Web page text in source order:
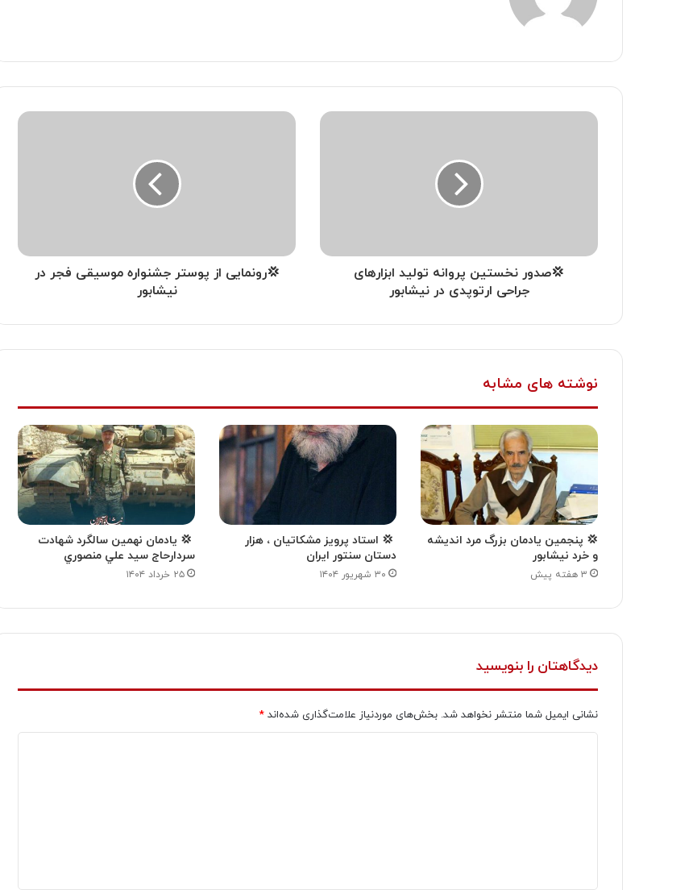
💢صدور نخستین پروانه تولید ابزارهای
جراحی ارتوپدی در نیشابور
💢رونمایی از پوستر جشنواره موسیقی فجر در
نيشابور
نوشته های مشابه
💢 پنجمین یادمان بزرگ مرد اندیشه
و خرد نیشابور
۳ هفته پیش
💢 استاد پرويز مشكاتيان ، هزار
دستان سنتور ایران
۳۰ شهریور ۱۴۰۴
‍ 💢 یادمان نهمین سالگرد شهادت
سردارحاج سيد علي منصوري
۲۵ خرداد ۱۴۰۴
دیدگاهتان را بنویسید
نشانی ایمیل شما منتشر نخواهد شد. بخش‌های موردنیاز علامت‌گذاری شده‌اند *